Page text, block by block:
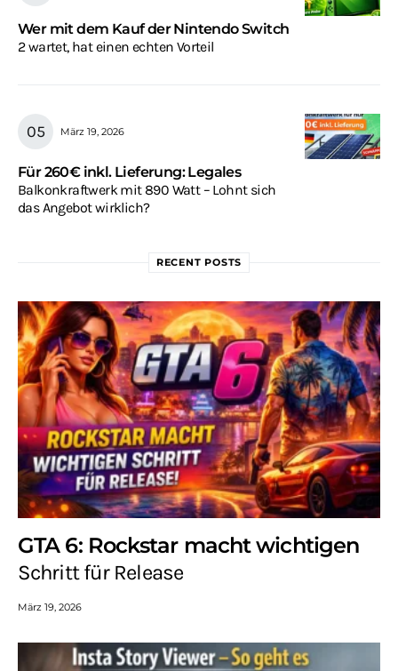
Wer mit dem Kauf der Nintendo Switch
2 wartet, hat einen echten Vorteil
März 19, 2026
Für 260€ inkl. Lieferung: Legales
Balkonkraftwerk mit 890 Watt – Lohnt sich
das Angebot wirklich?
RECENT POSTS
GTA 6: Rockstar macht wichtigen
Schritt für Release
März 19, 2026